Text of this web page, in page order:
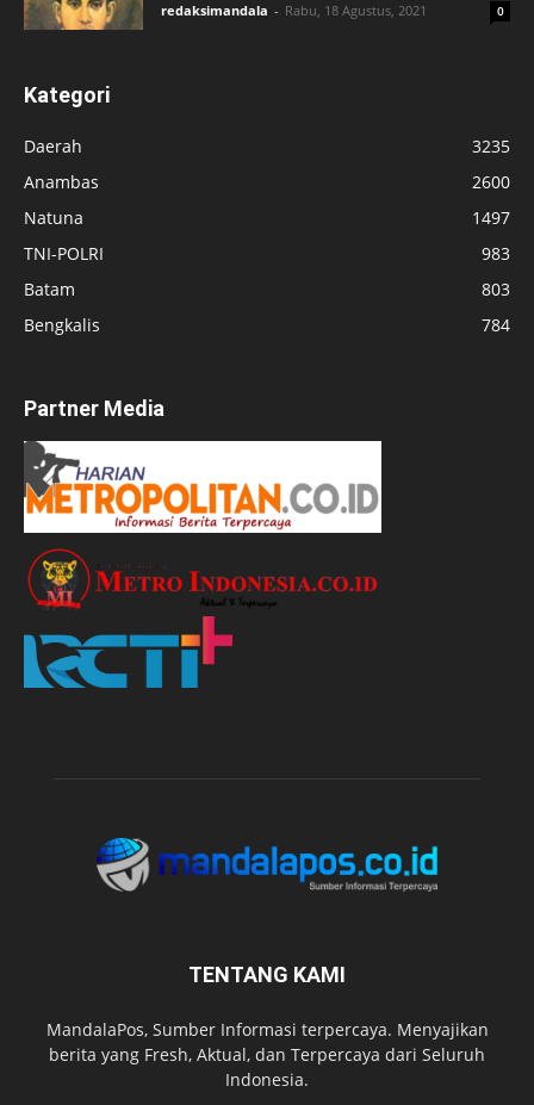
redaksimandala - Rabu, 18 Agustus, 2021 0
Kategori
Daerah
3235
Anambas
2600
Natuna
1497
TNI-POLRI
983
Batam
803
Bengkalis
784
Partner Media
TENTANG KAMI
MandalaPos, Sumber Informasi terpercaya. Menyajikan
berita yang Fresh, Aktual, dan Terpercaya dari Seluruh
Indonesia.